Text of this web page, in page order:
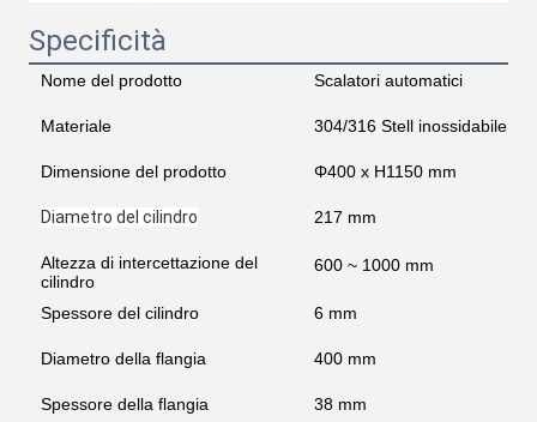
Specificità
Nome del prodotto Scalatori automatici
Materiale 304/316 Stell inossidabile
Dimensione del prodotto Φ400 x H1150 mm
Diametro del cilindro 217 mm
Altezza di intercettazione del
cilindro
600 ~ 1000 mm
Spessore del cilindro 6 mm
Diametro della flangia 400 mm
Spessore della flangia 38 mm